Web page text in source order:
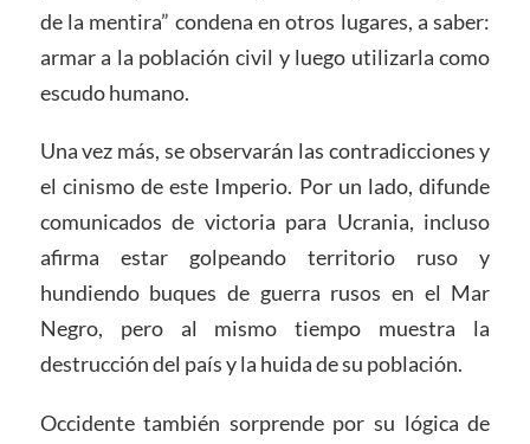
de la mentira” condena en otros lugares, a saber:
armar a la población civil y luego utilizarla como
escudo humano.
Una vez más, se observarán las contradicciones y
el cinismo de este Imperio. Por un lado, difunde
comunicados de victoria para Ucrania, incluso
afirma estar golpeando territorio ruso y
hundiendo buques de guerra rusos en el Mar
Negro, pero al mismo tiempo muestra la
destrucción del país y la huida de su población.
Occidente también sorprende por su lógica de